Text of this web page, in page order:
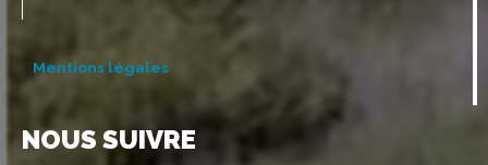
Mentions légales
NOUS SUIVRE